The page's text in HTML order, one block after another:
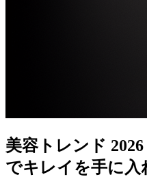
美容トレンド
でキレイを手に入